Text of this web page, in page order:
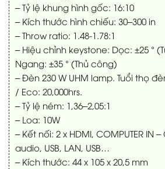
– Tỷ lệ khung hình gốc: 16:10
– Kích thước hình chiếu: 30–300 in
– Throw ratio: 1.48-1.78:1
– Hiệu chỉnh keystone: Dọc: ±25 °
Ngang: ±35 ° (Thủ công)
– Đèn 230 W UHM lamp. Tuổi thọ
/ Eco: 20,000hrs.
– Tỷ lệ ném: 1,36–2,05:1
– Loa: 10W
– Kết nối: 2 x HDMI, COMPUTER IN –
audio, USB, LAN, USB…
– Kích thước: 44 x 105 x 20,5 mm